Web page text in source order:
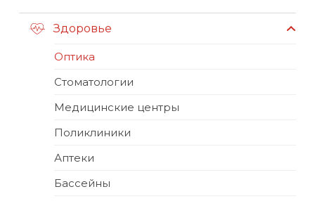
Здоровье
Оптика
Стоматологии
Медицинские центры
Поликлиники
Аптеки
Бассейны